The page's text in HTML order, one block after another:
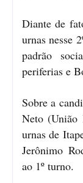
Diante de
urnas nesse
padrão
periferias e
Sobre a
Neto (União
urnas de
Jerônimo
ao 1º turno.